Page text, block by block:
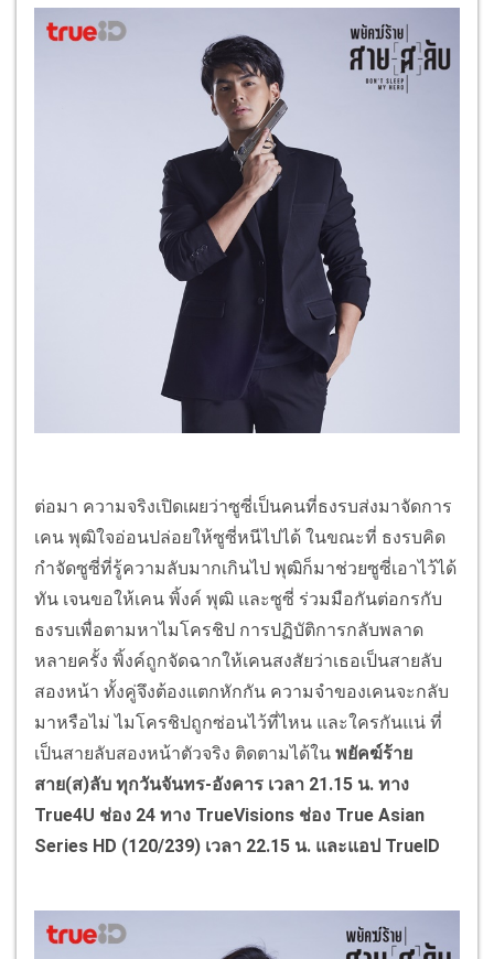
ต่อมา ความจริงเปิดเผยว่าซูซี่เป็นคนที่ธงรบส่งมาจัดการ
เคน พุฒิใจอ่อนปล่อยให้ซูซี่หนีไปได้ ในขณะที่ ธงรบคิด
กำจัดซูซี่ที่รู้ความลับมากเกินไป พุฒิก็มาช่วยซูซี่เอาไว้ได้
ทัน เจนขอให้เคน พิ้งค์ พุฒิ และซูซี่ ร่วมมือกันต่อกรกับ
ธงรบเพื่อตามหาไมโครชิป การปฏิบัติการกลับพลาด
หลายครั้ง พิ้งค์ถูกจัดฉากให้เคนสงสัยว่าเธอเป็นสายลับ
สองหน้า ทั้งคู่จึงต้องแตกหักกัน ความจำของเคนจะกลับ
มาหรือไม่ ไมโครชิปถูกซ่อนไว้ที่ไหน และใครกันแน่ ที่
เป็นสายลับสองหน้าตัวจริง ติดตามได้ใน พยัคฆ์ร้าย
สาย(ส)ลับ ทุกวันจันทร-อังคาร เวลา 21.15 น. ทาง
True4U ช่อง 24 ทาง TrueVisions ช่อง True Asian
Series HD (120/239) เวลา 22.15 น. และแอป TrueID